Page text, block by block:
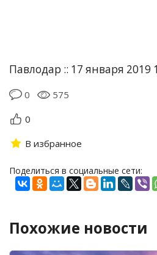
Павлодар :: 17 января 2019
0
575
0
В избранное
Поделиться в социальные сети:
Похожие новости